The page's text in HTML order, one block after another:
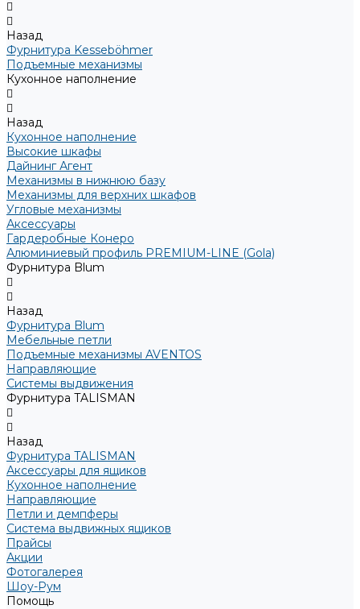
Назад
Фурнитура Kesseböhmer
Подъемные механизмы
Кухонное наполнение
Назад
Кухонное наполнение
Высокие шкафы
Дайнинг Агент
Механизмы в нижнюю базу
Механизмы для верхних шкафов
Угловые механизмы
Аксессуары
Гардеробные Конеро
Алюминиевый профиль PREMIUM-LINE (Gola)
Фурнитура Blum
Назад
Фурнитура Blum
Мебельные петли
Подъемные механизмы AVENTOS
Направляющие
Системы выдвижения
Фурнитура TALISMAN
Назад
Фурнитура TALISMAN
Аксессуары для ящиков
Кухонное наполнение
Направляющие
Петли и демпферы
Система выдвижных ящиков
Прайсы
Акции
Фотогалерея
Шоу-Рум
Помощь